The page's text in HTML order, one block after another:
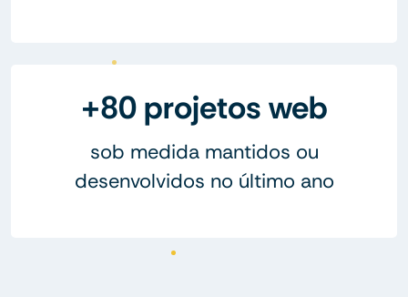
+80 projetos web
sob medida mantidos ou
desenvolvidos no último ano